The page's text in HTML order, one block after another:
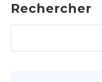
Rechercher